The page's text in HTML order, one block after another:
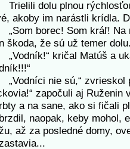
dolu plnou
akoby im narástli krídla.
borec! Som kráľ! Na
škoda, že sú už temer
kričal Matúš a
nie sú,“ zvrieskol
započuli aj
a na sane, ako si fičali
naopak, keby mohol,
až za posledné domy,